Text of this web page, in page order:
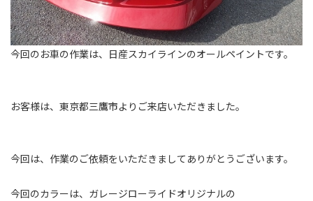
今回のお車の作業は、日産スカイラインのオールペイントです。
お客様は、東京都三鷹市よりご来店いただきました。
今回は、作業のご依頼をいただきましてありがとうございます。
今回のカラーは、ガレージローライドオリジナルの